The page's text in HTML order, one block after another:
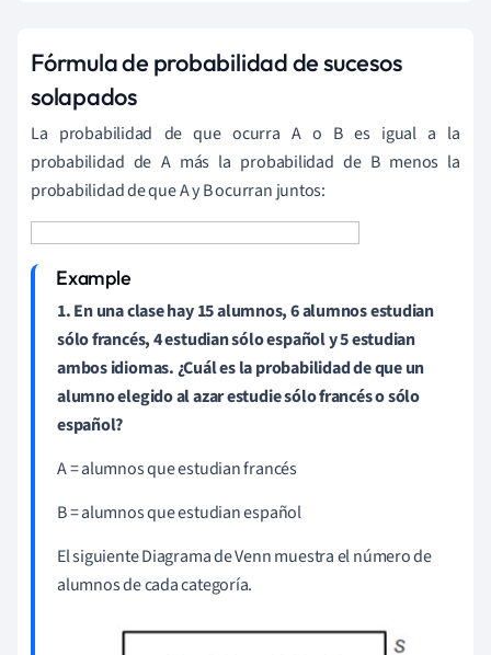
Fórmula de probabilidad de sucesos
solapados
La probabilidad de que ocurra A o B es igual a la
probabilidad de A más la probabilidad de B menos la
probabilidad de que A y B ocurran juntos:
1.En una clase hay 15 alumnos, 6 alumnos estudian
sólo francés, 4 estudian sólo español y 5 estudian
ambos idiomas. ¿Cuál es la probabilidad de que un
alumno elegido al azar estudie sólo francés o sólo
español?
A = alumnos que estudian francés
B = alumnos que estudian español
El siguiente Diagrama de Venn muestra el número de
alumnos de cada categoría.